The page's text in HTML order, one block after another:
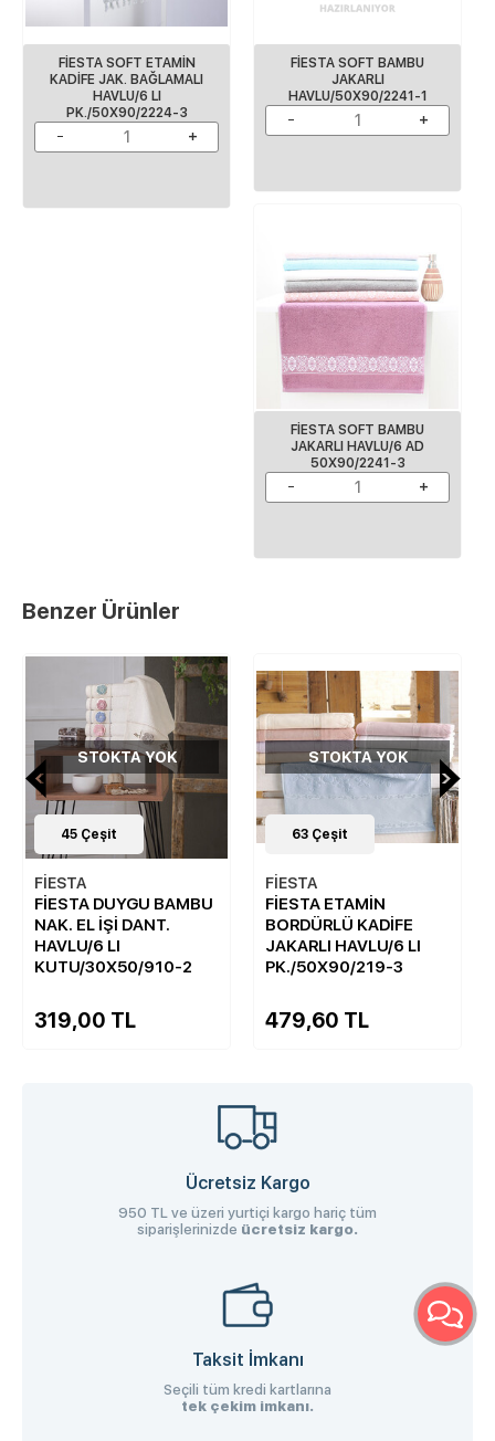
FİESTA SOFT ETAMİN
KADİFE JAK. BAĞLAMALI
HAVLU/6 LI
PK./50X90/2224-3
FİESTA SOFT BAMBU
JAKARLI
HAVLU/50X90/2241-1
FİESTA SOFT BAMBU
JAKARLI HAVLU/6 AD
50X90/2241-3
Benzer Ürünler
45 Çeşit
STOKTA YOK
FİESTA
FİESTA DUYGU BAMBU
NAK. EL İŞİ DANT.
HAVLU/6 LI
KUTU/30X50/910-2
319,00 TL
63 Çeşit
STOKTA YOK
FİESTA
FİESTA ETAMİN
BORDÜRLÜ KADİFE
JAKARLI HAVLU/6 LI
PK./50X90/219-3
479,60 TL
Ücretsiz Kargo
950 TL ve üzeri yurtiçi kargo hariç tüm
siparişlerinizde ücretsiz kargo.
Taksit İmkanı
Seçili tüm kredi kartlarına
tek çekim imkanı.